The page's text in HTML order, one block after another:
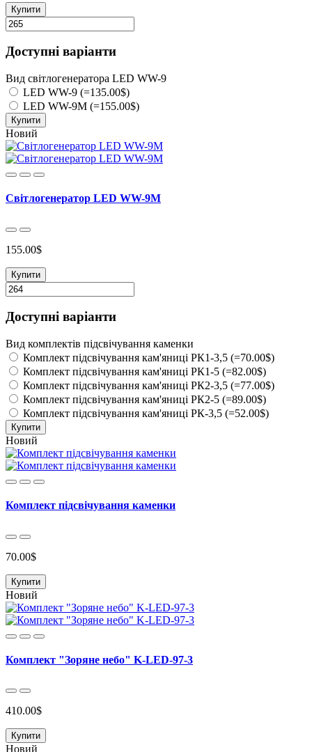
Купити
Доступні варіанти
Вид світлогенератора LED WW-9
LED WW-9 (=135.00$)
LED WW-9М (=155.00$)
Купити
Новий
Світлогенератор LED WW-9M
155.00$
Купити
Доступні варіанти
Вид комплектів підсвічування каменки
Комплект підсвічування кам'яниці РК1-3,5 (=70.00$)
Комплект підсвічування кам'яниці РК1-5 (=82.00$)
Комплект підсвічування кам'яниці РК2-3,5 (=77.00$)
Комплект підсвічування кам'яниці РК2-5 (=89.00$)
Комплект підсвічування кам'яниці РК-3,5 (=52.00$)
Купити
Новий
Комплект підсвічування каменки
70.00$
Купити
Новий
Комплект "Зоряне небо" K-LED-97-3
410.00$
Купити
Новий